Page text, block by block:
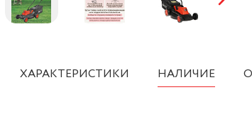
ХАРАКТЕРИСТИКИ НАЛИЧИЕ